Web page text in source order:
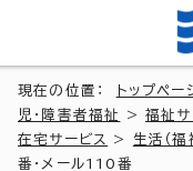
現在の位置： トップペー
児・障害者福祉
>福祉サ
在宅サービス
> 生活（福
番・メール110番